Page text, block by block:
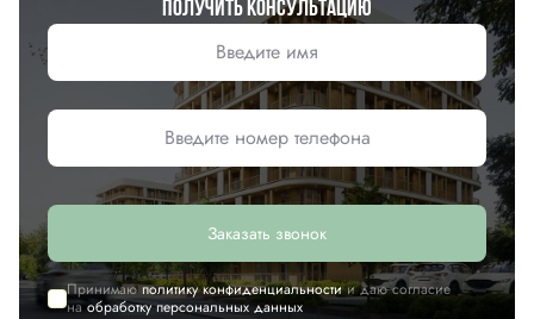
Получить консультацию
Заказать звонок
Принимаюполитику конфиденциальностии даю согласие
наобработку персональных данных